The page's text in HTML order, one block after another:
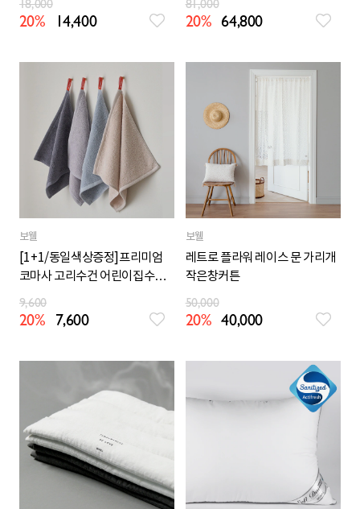
18,000
20% 14,400
81,000
20% 64,800
보웰
[1+1/동일색상증정]프리미엄
코마사 고리수건 어린이집수건
주방수건
9,600
20% 7,600
보웰
레트로 플라워 레이스 문 가리개
작은창커튼
50,000
20% 40,000